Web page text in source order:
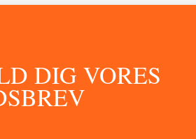
DIG VORES